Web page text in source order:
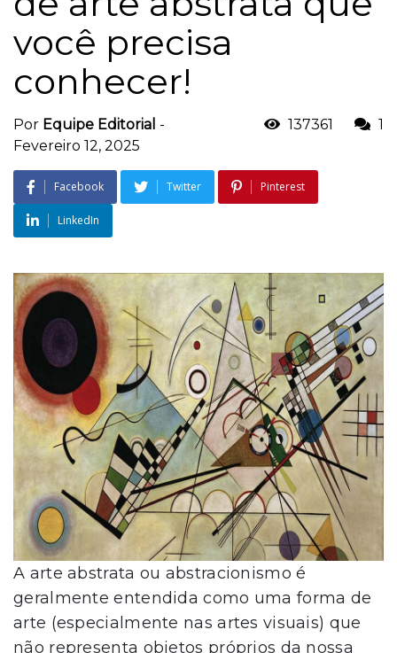
você precisa
conhecer!
Por Equipe Editorial -
Fevereiro 12, 2025
137361 1
Facebook Twitter Pinterest
LinkedIn
A arte abstrata ou abstracionismo é
geralmente entendida como uma forma de
arte (especialmente nas artes visuais) que
não representa objetos próprios da nossa